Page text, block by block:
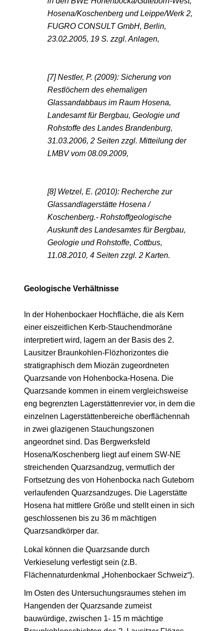
Hosena/Koschenberg und Leippe/Werk 2,
FUGRO CONSULT GmbH, Berlin,
23.02.2005, 19 S. zzgl. Anlagen,
[7] Nestler, P. (2009): Sicherung von
Restlöchern des ehemaligen
Glassandabbaus im Raum Hosena,
Landesamt für Bergbau, Geologie und
Rohstoffe des Landes Brandenburg,
31.03.2006, 2 Seiten zzgl. Mitteilung der
LMBV vom 08.09.2009,
[8] Wetzel, E. (2010): Recherche zur
Glassandlagerstätte Hosena /
Koschenberg.- Rohstoffgeologische
Auskunft des Landesamtes für Bergbau,
Geologie und Rohstoffe, Cottbus,
11.08.2010, 4 Seiten zzgl. 2 Karten.
Geologische Verhältnisse
In der Hohenbockaer Hochfläche, die als Kern
einer eiszeitlichen Kerb-Stauchendmoräne
interpretiert wird, lagern an der Basis des 2.
Lausitzer Braunkohlen-Flözhorizontes die
stratigraphisch dem Miozän zugeordneten
Quarzsande von Hohenbocka-Hosena. Die
Quarzsande kommen in einem vergleichsweise
eng begrenzten Lagerstättenrevier vor, in dem die
einzelnen Lagerstättenbereiche oberflächennah
in zwei glazigenen Stauchungszonen
angeordnet sind. Das Bergwerksfeld
Hosena/Koschenberg liegt auf einem SW-NE
streichenden Quarzsandzug, vermutlich der
Fortsetzung des von Hohenbocka nach Guteborn
verlaufenden Quarzsandzuges. Die Lagerstätte
Hosena hat mittlere Größe und stellt einen in sich
geschlossenen bis zu 36 m mächtigen
Quarzsandkörper dar.
Lokal können die Quarzsande durch
Verkieselung verfestigt sein (z.B.
Flächennaturdenkmal „Hohenbockaer Schweiz“).
Im Osten des Untersuchungsraumes stehen im
Hangenden der Quarzsande zumeist
bauwürdige, zwischen 1- 15 m mächtige